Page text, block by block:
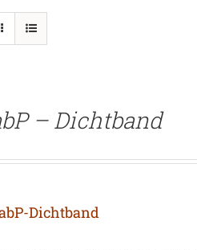
– Dichtband
Dichtband